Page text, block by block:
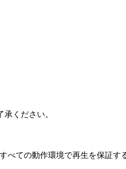
ください。
ての動作環境で再生を保証す